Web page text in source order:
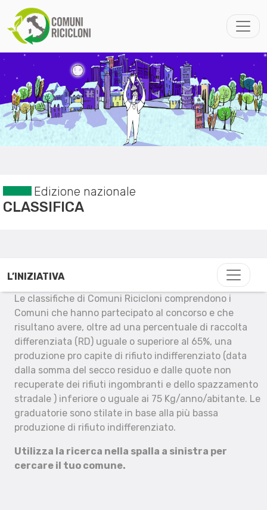
Edizione nazionale
CLASSIFICA
L’INIZIATIVA
Le classifiche di Comuni Ricicloni comprendono i
Comuni che hanno partecipato al concorso e che
risultano avere, oltre ad una percentuale di raccolta
differenziata (RD) uguale o superiore al 65%, una
produzione pro capite di rifiuto indifferenziato (data
dalla somma del secco residuo e dalle quote non
recuperate dei rifiuti ingombranti e dello spazzamento
stradale ) inferiore o uguale ai 75 Kg/anno/abitante. Le
graduatorie sono stilate in base alla più bassa
produzione di rifiuto indifferenziato.
Utilizza la ricerca nella spalla a sinistra per
cercare il tuo comune.